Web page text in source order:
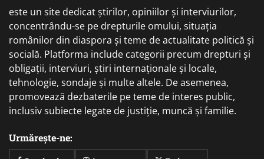
este un site dedicat știrilor, opiniilor și interviurilor,
concentrându-se pe drepturile omului, situația
românilor din diaspora și teme de actualitate politică și
socială. Platforma include categorii precum drepturi și
obligații, interviuri, știri internaționale și locale,
tehnologie, sondaje și multe altele. De asemenea,
promovează dezbaterile pe teme de interes public,
inclusiv subiecte legate de justiție, muncă și familie.
Urmărește-ne: